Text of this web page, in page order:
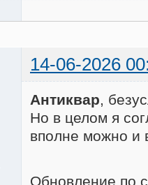
14-06-2026
Антиквар ,
Но в целом я
вполне можно и
Обновление по